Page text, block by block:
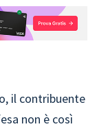
il contribuente
non è così